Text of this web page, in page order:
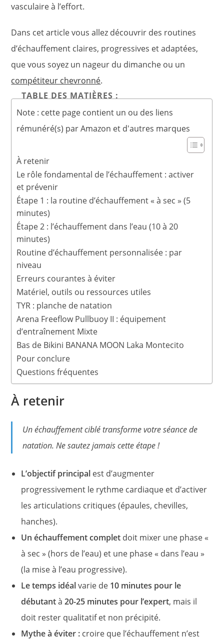
vasculaire à l’effort.
Dans cet article vous allez découvrir des routines
d’échauffement claires, progressives et adaptées,
que vous soyez un nageur du dimanche ou un
compétiteur chevronné.
TABLE DES MATIÈRES :
Note : cette page contient un ou des liens
rémunéré(s) par Amazon et d'autres marques
À retenir
Le rôle fondamental de l’échauffement : activer
et prévenir
Étape 1 : la routine d’échauffement « à sec » (5
minutes)
Étape 2 : l’échauffement dans l’eau (10 à 20
minutes)
Routine d’échauffement personnalisée : par
niveau
Erreurs courantes à éviter
Matériel, outils ou ressources utiles
TYR : planche de natation
Arena Freeflow Pullbuoy II : équipement
d’entraînement Mixte
Bas de Bikini BANANA MOON Laka Montecito
Pour conclure
Questions fréquentes
À retenir
Un échauffement ciblé transforme votre séance de
natation. Ne sautez jamais cette étape !
L’objectif principal est d’augmenter
progressivement le rythme cardiaque et d’activer
les articulations critiques (épaules, chevilles,
hanches).
Un échauffement complet doit mixer une phase «
à sec » (hors de l’eau) et une phase « dans l’eau »
(la mise à l’eau progressive).
Le temps idéalvarie de 10 minutes pour le
débutantà20-25 minutes pour l’expert, mais il
doit rester qualitatif et non précipité.
Mythe à éviter : croire que l’échauffement n’est